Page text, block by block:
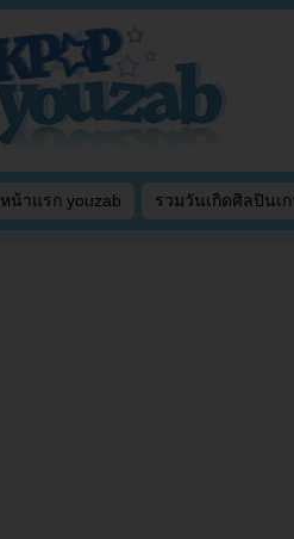
หน้าแรก youzab รวมวันเกิดศิลปินเ